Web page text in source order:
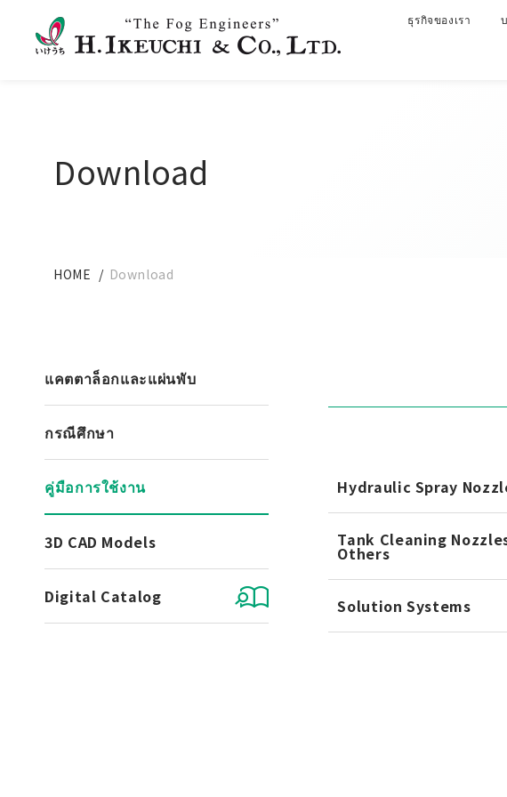
ธุรกิจของเรา
Download
HOME Download
แคตตาล็อกและแผ่นพับ
กรณีศึกษา
คู่มือการใช้งาน
3D CAD Models
Digital Catalog
Hydraulic Spray
Tank Cleaning
Others
Solution Systems